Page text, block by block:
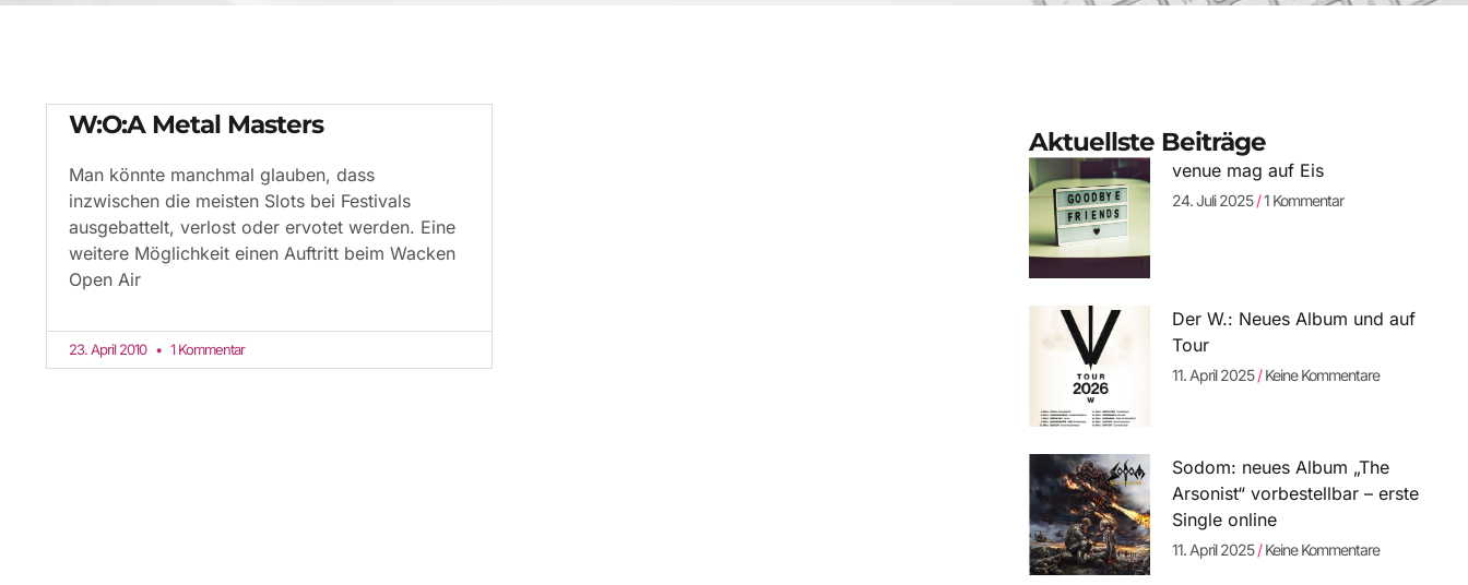
W:O:A Metal Masters
Man könnte manchmal glauben, dass
inzwischen die meisten Slots bei Festivals
ausgebattelt, verlost oder ervotet werden. Eine
weitere Möglichkeit einen Auftritt beim Wacken
Open Air
23. April 2010 1 Kommentar
Aktuellste Beiträge
venue mag auf Eis
24. Juli 2025 1 Kommentar
Der W.: Neues Album und auf
Tour
11. April 2025 Keine Kommentare
Sodom: neues Album „The
Arsonist“ vorbestellbar – erste
Single online
11. April 2025 Keine Kommentare